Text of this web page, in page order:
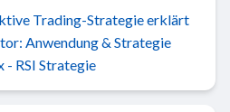
Trading-Strategie erklärt
Anwendung & Strategie
- RSI Strategie